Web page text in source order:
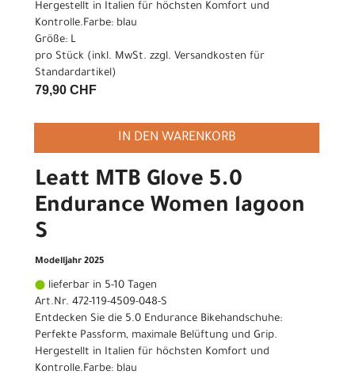
Hergestellt in Italien für höchsten Komfort und
Kontrolle.Farbe: blau
Größe: L
pro Stück (inkl. MwSt. zzgl. Versandkosten für
Standardartikel)
79,90 CHF
IN DEN WARENKORB
Leatt MTB Glove 5.0
Endurance Women lagoon
S
Modelljahr 2025
lieferbar in 5-10 Tagen
Art.Nr. 472-119-4509-048-S
Entdecken Sie die 5.0 Endurance Bikehandschuhe:
Perfekte Passform, maximale Belüftung und Grip.
Hergestellt in Italien für höchsten Komfort und
Kontrolle.Farbe: blau